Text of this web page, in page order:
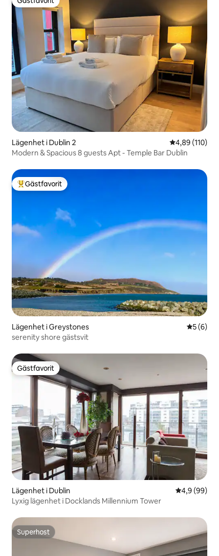
Gästfavorit
Lägenhet i Dublin 2 4,89 av 5 i
4,89 (110)
Modern & Spacious 8 guests Apt - Temple Bar Dublin
Populär gästfavorit
Gästfavorit
Lägenhet i Greystones 5 av 5 i
5 (6)
serenity shore gästsvit
Gästfavorit
Gästfavorit
Lägenhet i Dublin 4,9 av 5 i
4,9 (99)
Lyxig lägenhet i Docklands Millennium Tower
Superhost
Superhost